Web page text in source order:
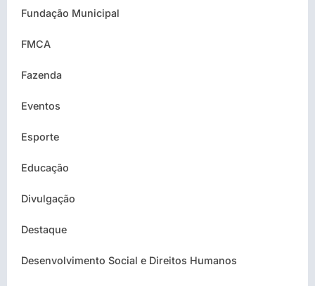
Fundação Municipal
FMCA
Fazenda
Eventos
Esporte
Educação
Divulgação
Destaque
Desenvolvimento Social e Direitos Humanos